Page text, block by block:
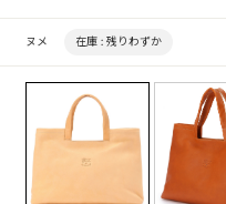
ヌメ 在庫 : 残りわずか